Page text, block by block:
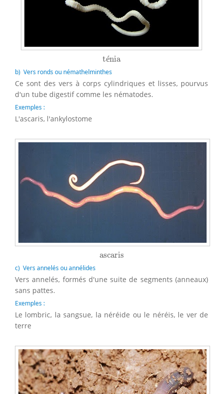
ténia
ténia
b) Vers ronds ou némathelminthes
Ce sont des vers à corps cylindriques et lisses, pourvus
d'un tube digestif comme les nématodes.
Exemples :
L'ascaris, l'ankylostome
ascaris
ascaris
c) Vers annelés ou annélides
Vers annelés, formés d'une suite de segments (anneaux)
sans pattes.
Exemples :
Le lombric, la sangsue, la néréide ou le néréis, le ver de
terre